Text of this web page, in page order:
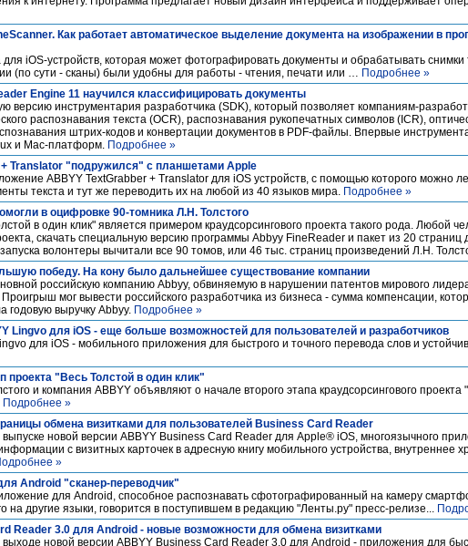
Как работает автоматическое выделение документа на изображении в
iOS-устройств, которая может фотографировать документы и обрабатывать снимки
(по сути - сканы) были удобны для работы - чтения, печати или … Подробнее »
Engine 11 научился классифицировать документы
версию инструментария разработчика (SDK), который позволяет компаниям-
распознавания текста (OCR), распознавания рукопечатных символов (ICR),
штрих-кодов и конвертации документов в PDF-файлы. Впервые
и Mac-платформ. Подробнее »
Translator "подружился" с планшетами Apple
ABBYY TextGrabber + Translator для iOS устройств, с помощью которого можно
текста и тут же переводить их на любой из 40 языков мира. Подробнее »
в оцифровке 90-томника Л.Н. Толстого
в один клик" является примером краудсорсингового проекта такого рода. Любой
скачать специальную версию программы Abbyy FineReader и пакет из 20 страниц
волонтеры вычитали все 90 томов, или 46 тыс. страниц произведений Л.Н.
победу. На кону было дальнейшее существование компании
российскую компанию Abbyy, обвиняемую в нарушении патентов мирового
мог вывести российского разработчика из бизнеса - сумма компенсации,
годовую выручку Abbyy. Подробнее »
Lingvo для iOS - еще больше возможностей для пользователей и разработчиков
для iOS - мобильного приложения для быстрого и точного перевода слов и
проекта "Весь Толстой в один клик"
и компания ABBYY объявляют о начале второго этапа краудсорсингового проекта
Подробнее »
обмена визитками для пользователей Business Card Reader
новой версии ABBYY Business Card Reader для Apple® iOS, многоязычного
с визитных карточек в адресную книгу мобильного устройства, внутреннее
»
Android "сканер-переводчик"
для Android, способное распознавать сфотографированный на камеру
на другие языки, говорится в поступившем в редакцию "Ленты.ру" пресс-релизе...
Reader 3.0 для Android - новые возможности для обмена визитками
новой версии ABBYY Business Card Reader 3.0 для Android - приложения для